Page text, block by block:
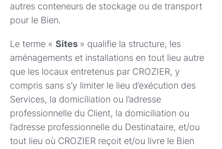
autres conteneurs de stockage ou de transport
pour le Bien.
Le terme « Sites » qualifie la structure, les
aménagements et installations en tout lieu autre
que les locaux entretenus par CROZIER, y
compris sans s’y limiter le lieu d’exécution des
Services, la domiciliation ou l’adresse
professionnelle du Client, la domiciliation ou
l’adresse professionnelle du Destinataire, et/ou
tout lieu où CROZIER reçoit et/ou livre le Bien